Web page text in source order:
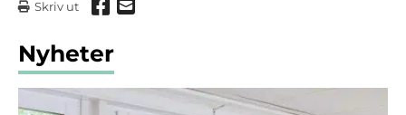
Skriv ut Dela via Facebook
Dela via mail
Nyheter